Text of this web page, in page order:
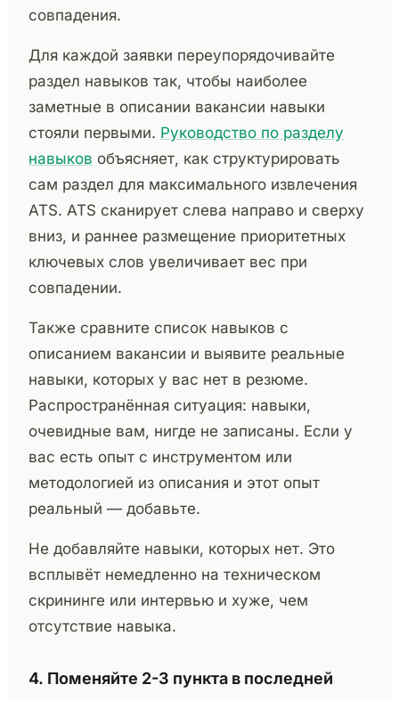
совпадения.
Для каждой заявки переупорядочивайте
раздел навыков так, чтобы наиболее
заметные в описании вакансии навыки
стояли первыми. Руководство по разделу
навыков объясняет, как структурировать
сам раздел для максимального извлечения
ATS. ATS сканирует слева направо и сверху
вниз, и раннее размещение приоритетных
ключевых слов увеличивает вес при
совпадении.
Также сравните список навыков с
описанием вакансии и выявите реальные
навыки, которых у вас нет в резюме.
Распространённая ситуация: навыки,
очевидные вам, нигде не записаны. Если у
вас есть опыт с инструментом или
методологией из описания и этот опыт
реальный — добавьте.
Не добавляйте навыки, которых нет. Это
всплывёт немедленно на техническом
скрининге или интервью и хуже, чем
отсутствие навыка.
4. Поменяйте 2-3 пункта в последней